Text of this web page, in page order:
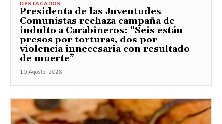
DESTACADOS
Presidenta de las Juventudes
Comunistas rechaza campaña de
indulto a Carabineros: “Seis están
presos por torturas, dos por
violencia innecesaria con resultado
de muerte”
10 Agosto, 2026